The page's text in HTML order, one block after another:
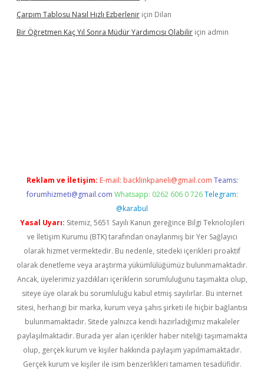
Çarpım Tablosu Nasıl Hızlı Ezberlenir için Dilan
Bir Öğretmen Kaç Yıl Sonra Müdür Yardımcısı Olabilir için admin
Reklam ve İletişim: E-mail: backlinkpaneli@gmail.com Teams:
forumhizmeti@gmail.com Whatsapp: 0262 606 0 726 Telegram:
@karabul
Yasal Uyarı: Sitemiz, 5651 Sayılı Kanun gereğince Bilgi Teknolojileri
ve İletişim Kurumu (BTK) tarafından onaylanmış bir Yer Sağlayıcı
olarak hizmet vermektedir. Bu nedenle, sitedeki içerikleri proaktif
olarak denetleme veya araştırma yükümlülüğümüz bulunmamaktadır.
Ancak, üyelerimiz yazdıkları içeriklerin sorumluluğunu taşımakta olup,
siteye üye olarak bu sorumluluğu kabul etmiş sayılırlar. Bu internet
sitesi, herhangi bir marka, kurum veya şahıs şirketi ile hiçbir bağlantısı
bulunmamaktadır. Sitede yalnızca kendi hazırladığımız makaleler
paylaşılmaktadır. Burada yer alan içerikler haber niteliği taşımamakta
olup, gerçek kurum ve kişiler hakkında paylaşım yapılmamaktadır.
Gerçek kurum ve kişiler ile isim benzerlikleri tamamen tesadüfidir.